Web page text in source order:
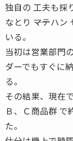
独自の 工夫も採
なとり ――マテハ
いる。
当初は営業部門
ダーでもすぐに
る。
その結果、現在
Ｂ、Ｃ商品群 で
た。